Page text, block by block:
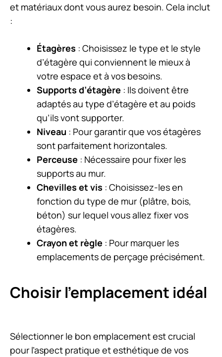
et matériaux dont vous aurez besoin. Cela inclut
:
Étagères : Choisissez le type et le style
d’étagère qui conviennent le mieux à
votre espace et à vos besoins.
Supports d’étagère : Ils doivent être
adaptés au type d’étagère et au poids
qu’ils vont supporter.
Niveau : Pour garantir que vos étagères
sont parfaitement horizontales.
Perceuse : Nécessaire pour fixer les
supports au mur.
Chevilles et vis : Choisissez-les en
fonction du type de mur (plâtre, bois,
béton) sur lequel vous allez fixer vos
étagères.
Crayon et règle : Pour marquer les
emplacements de perçage précisément.
Choisir l’emplacement idéal
Sélectionner le bon emplacement est crucial
pour l’aspect pratique et esthétique de vos